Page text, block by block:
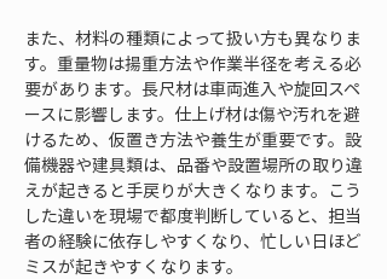
また、材料の種類によって扱い方も異なりま
す。重量物は揚重方法や作業半径を考える必
要があります。長尺材は車両進入や旋回スペ
ースに影響します。仕上げ材は傷や汚れを避
けるため、仮置き方法や養生が重要です。設
備機器や建具類は、品番や設置場所の取り違
えが起きると手戻りが大きくなります。こう
した違いを現場で都度判断していると、担当
者の経験に依存しやすくなり、忙しい日ほど
ミスが起きやすくなります。